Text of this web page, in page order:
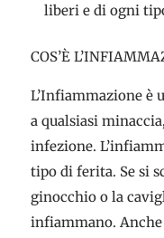
liberi e di ogni
COS’È
L’Infiammazione è
a qualsiasi
infezione.
tipo di ferita. Se si
ginocchio o la
infiammano.